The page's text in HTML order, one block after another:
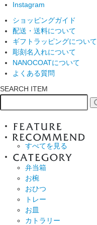
Instagram
ショッピングガイド
配送・送料について
ギフトラッピングについて
彫刻名入れについて
NANOCOATについて
よくある質問
SEARCH ITEM
すべてを見る
弁当箱
お椀
おひつ
トレー
お皿
カトラリー